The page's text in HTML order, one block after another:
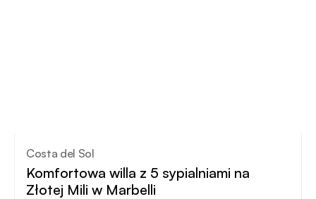
Costa del Sol
Komfortowa willa z 5 sypialniami na
Złotej Mili w Marbelli